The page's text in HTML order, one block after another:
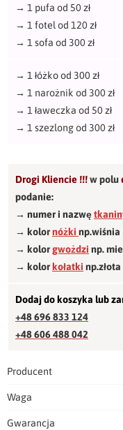
→ 1 pufa od 50 zł
→ 1 fotel od 120 zł
→ 1 sofa od 300 zł
→ 1 łóżko od 300 zł
→ 1 narożnik od 300 zł
→ 1 ławeczka od 50 zł
→ 1 szezlong od 300 zł
Drogi Kliencie !!!w polu
podanie:
→ numer i nazwę
→ kolornóżki np.wiśnia
→ kolorgwożdzi np.
→ kolorkołatki np.złota
Dodaj do koszyka lub
+48 696 833 124
+48 606 488 042
Producent
Waga
Gwarancja